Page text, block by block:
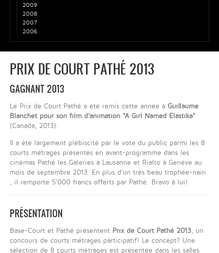
2009
2008
2007
2006
PRIX DE COURT PATHÉ 2013
GAGNANT 2013
Le Prix de Court Pathé a été remis cette année à Guillaume
Blanchet pour son film d'animation "A Girl Named Elastika"
(Canada, 2013).
Il a été largement plébiscité par le vote du public parmi les 8
courts métrages présentés en avant-programme dans les
cinémas Pathé les Galeries à Lausanne et Rialto à Genève au
mois de septembre 2013. En plus d'un très beau trophée-nain
, il remporte 5'000 francs offerts par Pathé. Bravo à lui!
PRÉSENTATION
Base-Court et Pathé présentent Prix de Court Pathé 2013, un
concours de courts métrages participatif! Le concept? Une
sélection de 8 courts métrages est présentée dans les salles